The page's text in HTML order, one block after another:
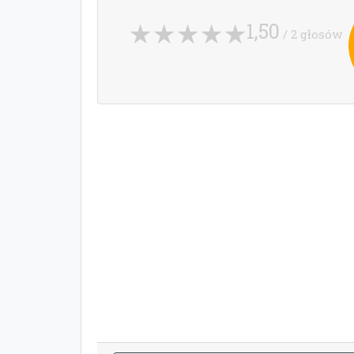
1,50 / 2 głosów